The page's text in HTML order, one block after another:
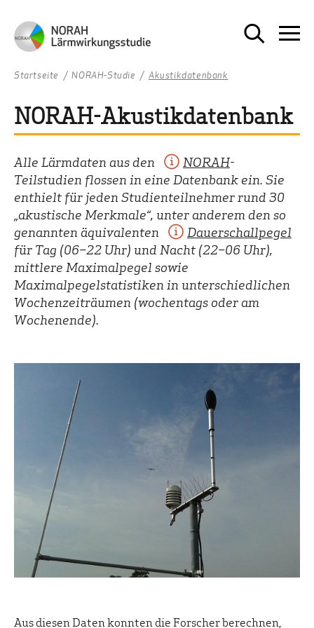
Startseite NORAH-Studie Akustikdatenbank
NORAH-Akustikdatenbank
Alle Lärmdaten aus den NORAH-
Teilstudien flossen in eine Datenbank ein. Sie
enthielt für jeden Studienteilnehmer rund 30
„akustische Merkmale“, unter anderem den so
genannten äquivalenten
Dauerschallpegel
für Tag (06–22 Uhr) und Nacht (22–06 Uhr),
mittlere Maximalpegel sowie
Maximalpegelstatistiken in unterschiedlichen
Wochenzeiträumen (wochentags oder am
Wochenende).
Aus diesen Daten konnten die Forscher berechnen,